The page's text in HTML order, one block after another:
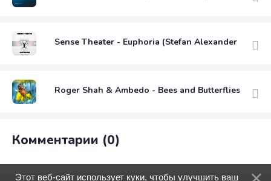
Sense Theater - Euphoria (Stefan Alexander
Roger Shah & Ambedo - Bees and Butterflies
Комментарии (0)
Этот веб-сайт использует куки, чтобы улучшить ваш